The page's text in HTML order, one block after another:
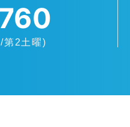
第2土曜)